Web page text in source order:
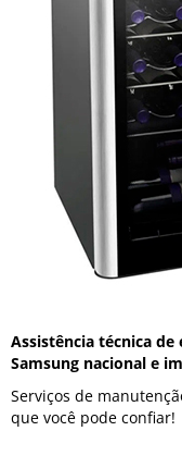
Assistência técnica
Samsung nacional e
Serviços de
que você pode confiar!